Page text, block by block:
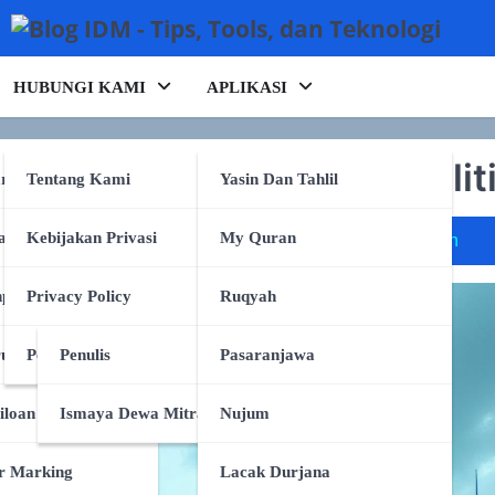
Tulang
Tulang
Marking
HUBUNGI KAMI
Tentang Kami
Kebijakan Privasi
Privacy Policy
Persyaratan Layanan
Penulis
Ismaya Dewa Mitra
APLIKASI
Yasin Dan Tahlil
My Quran
Ruqyah
Pasaranjawa
Nujum
Lacak Durjana
Dunia & Pengaruh
genai policy graph token per watt